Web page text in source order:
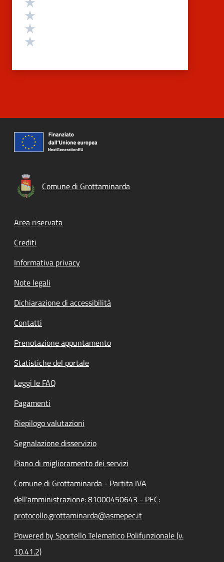
Comune di Grottaminarda
Footer menu
Area riservata
Crediti
Informativa privacy
Note legali
Dichiarazione di accessibilità
Contatti
Prenotazione appuntamento
Statistiche del portale
Leggi le FAQ
Pagamenti
Riepilogo valutazioni
Segnalazione disservizio
Piano di miglioramento dei servizi
Comune di Grottaminarda - Partita IVA
dell'amministrazione: 81000450643 - PEC:
protocollo.grottaminarda@asmepec.it
Powered by Sportello Telematico Polifunzionale (v.
10.41.2)